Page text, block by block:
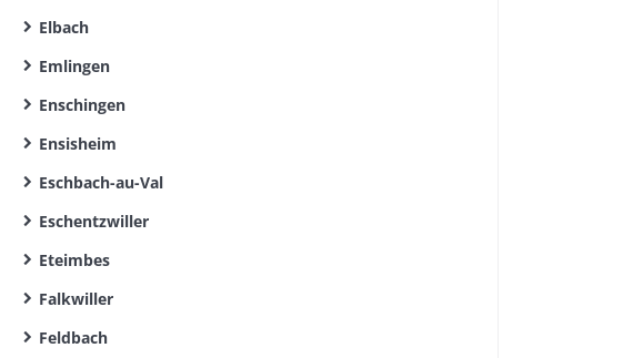
Elbach
Emlingen
Enschingen
Ensisheim
Eschbach-au-Val
Eschentzwiller
Eteimbes
Falkwiller
Feldbach